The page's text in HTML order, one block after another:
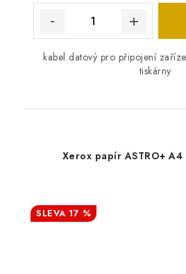
kabel datový pro připojení
tiskárny
Xerox papír ASTRO+
17 %